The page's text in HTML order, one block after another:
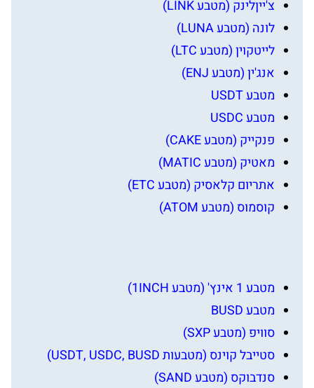
צ'ייןלינק (מטבע LINK)
לונה (מטבע LUNA)
לייטקוין (מטבע LTC)
אנג'ין (מטבע ENJ)
מטבע USDT
מטבע USDC
פנקייק (מטבע CAKE)
מאטיק (מטבע MATIC)
אתריום קלאסיק (מטבע ETC)
קוסמוס (מטבע ATOM)
מטבע 1 אינץ' (מטבע 1INCH)
מטבע BUSD
סוויפ (מטבע SXP)
סטייבל קוינס (מטבעות USDT, USDC, BUSD)
סנדבוקס (מטבע SAND)